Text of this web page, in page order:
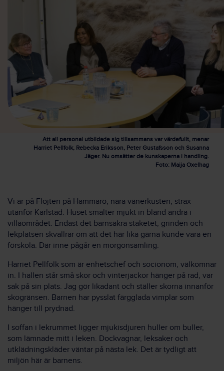
Att all personal utbildade sig tillsammans var värdefullt, menar
Harriet Pellfolk, Rebecka Eriksson, Peter Gustafsson och Susanna
Jäger. Nu omsätter de kunskaperna i handling.
Foto: Maija Oxelhag
Vi är på Flöjten på Hammarö, nära vänerkusten, strax
utanför Karlstad. Huset smälter mjukt in bland andra i
villaområdet. Endast det barnsäkra staketet, grinden och
lekplatsen skvallrar om att det här lika gärna kunde vara en
förskola. Där inne pågår en morgonsamling.
Harriet Pellfolk som är enhetschef och socionom, välkomnar
in. I hallen står små skor och vinterjackor hänger på rad, var
sak på sin plats. Jag gör likadant och ställer skorna innanför
skogränsen. Barnen har pysslat färgglada vimplar som
hänger till prydnad.
I soffan i lekrummet ligger mjukisdjuren huller om buller,
som lämnade mitt i leken. Dockvagnar, leksaker och
utklädningskläder väntar på nästa lek. Det är tydligt att
miljön här är barnens.